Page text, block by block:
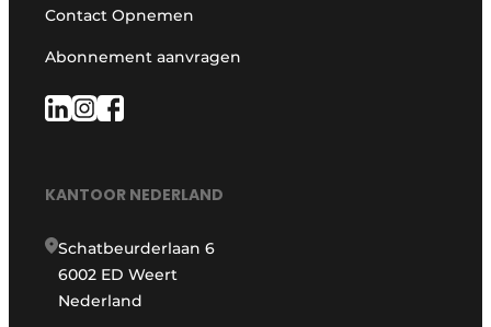
Contact Opnemen
Abonnement aanvragen
KANTOOR NEDERLAND
Schatbeurderlaan 6
6002 ED Weert
Nederland